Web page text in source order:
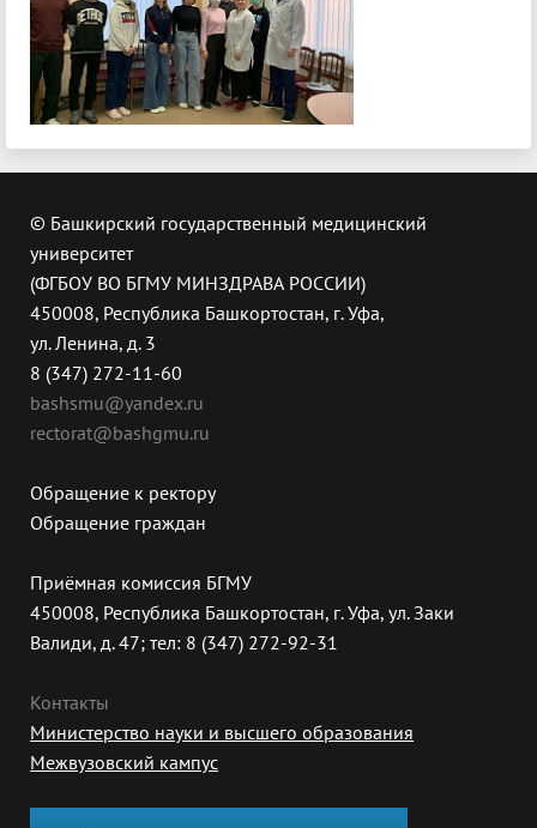
© Башкирский государственный медицинский
университет
(ФГБОУ ВО БГМУ МИНЗДРАВА РОССИИ)
450008, Республика Башкортостан, г. Уфа,
ул. Ленина, д. 3
8 (347) 272-11-60
bashsmu@yandex.ru
rectorat@bashgmu.ru
Обращение к ректору
Обращение граждан
Приёмная комиссия БГМУ
450008, Республика Башкортостан, г. Уфа, ул. Заки
Валиди, д. 47; тел: 8 (347) 272-92-31
Контакты
Министерство науки и высшего образования
Межвузовский кампус